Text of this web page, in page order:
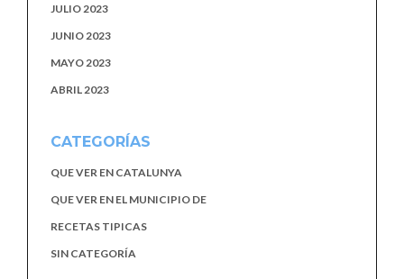
JULIO 2023
JUNIO 2023
MAYO 2023
ABRIL 2023
CATEGORÍAS
QUE VER EN CATALUNYA
QUE VER EN EL MUNICIPIO DE
RECETAS TIPICAS
SIN CATEGORÍA